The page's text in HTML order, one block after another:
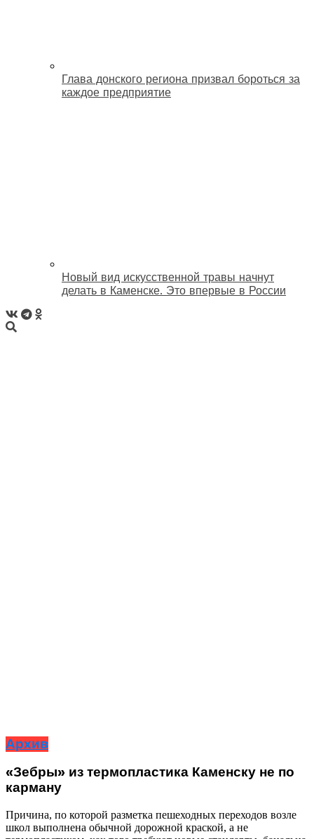
Глава донского региона призвал бороться за
каждое предприятие
Новый вид искусственной травы начнут
делать в Каменске. Это впервые в России
Архив
«Зебры» из термопластика Каменску не по
карману
Причина, по которой разметка пешеходных переходов возле
школ выполнена обычной дорожной краской, а не